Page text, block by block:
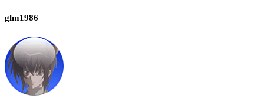
glm1986